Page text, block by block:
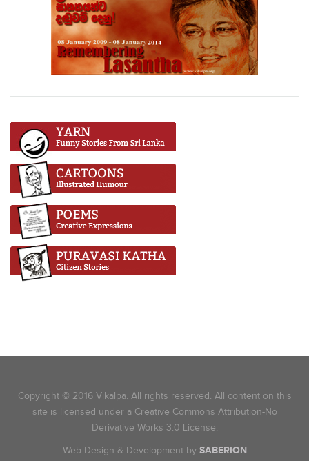
Copyright © 2016 Vikalpa. All rights reserved. All content on this
site is licensed under a Creative Commons Attribution-No
Derivative Works 3.0 License.
Web Design & Development by SABERION